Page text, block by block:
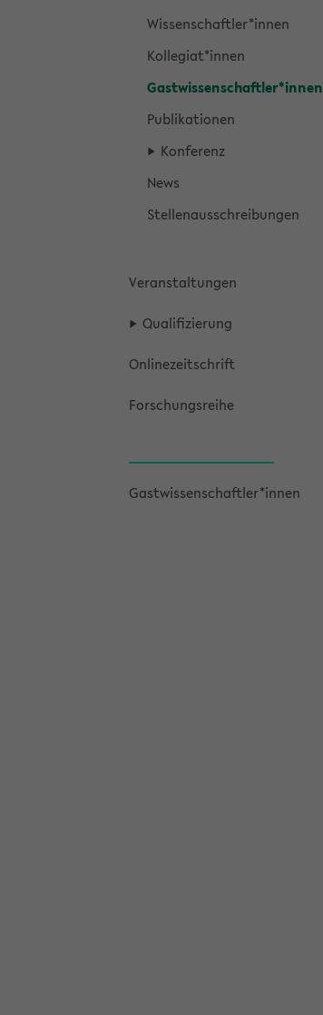
Wis­sen­schaft­ler*innen
Kol­le­gi­at*innen
Gast­wis­sen­schaft­ler*innen
Pu­bli­ka­tio­nen
Kon­fe­renz
News
Stel­len­aus­schrei­bun­gen
Ver­an­stal­tun­gen
Qua­li­fi­zie­rung
On­line­zeit­schrift
For­schungs­rei­he
Gast­wis­sen­schaft­ler*innen